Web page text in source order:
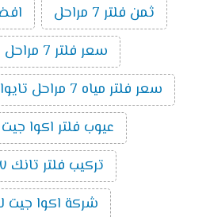
ثمن فلتر 7 مراحل
افضل
سعر فلتر 7 مراحل امريكى
سعر فلتر مياه 7 مراحل تايوانى امريكي 2019
عيوب فلتر اكوا جيت 7 مراحل
تركيب فلتر تانك ٧ مراحل
شركة اكوا جيت